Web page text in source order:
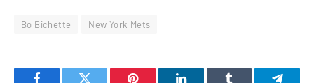
Bo Bichette New York Mets